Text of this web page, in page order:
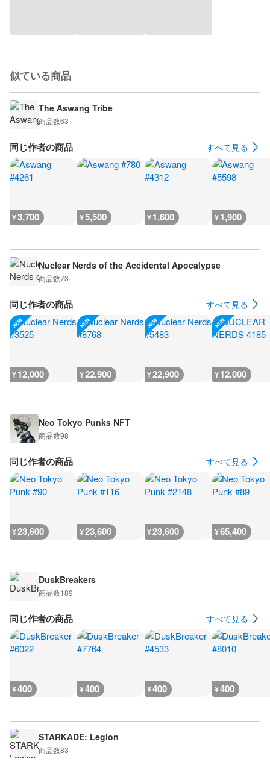
似ている商品
The Aswang Tribe
商品数63
同じ作者の商品 すべて見る
¥3,700 ¥5,500 ¥1,600 ¥1,900
Nuclear Nerds of the Accidental Apocalypse
商品数73
同じ作者の商品 すべて見る
¥12,000 ¥22,900 ¥22,900 ¥12,000
Neo Tokyo Punks NFT
商品数98
同じ作者の商品 すべて見る
¥23,600 ¥23,600 ¥23,600 ¥65,400
DuskBreakers
商品数189
同じ作者の商品 すべて見る
¥400 ¥400 ¥400 ¥400
STARKADE: Legion
商品数83